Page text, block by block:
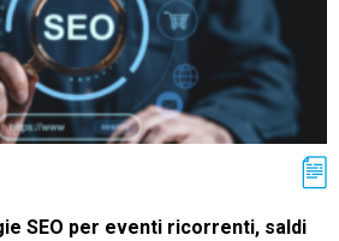
SEO per eventi ricorrenti, saldi